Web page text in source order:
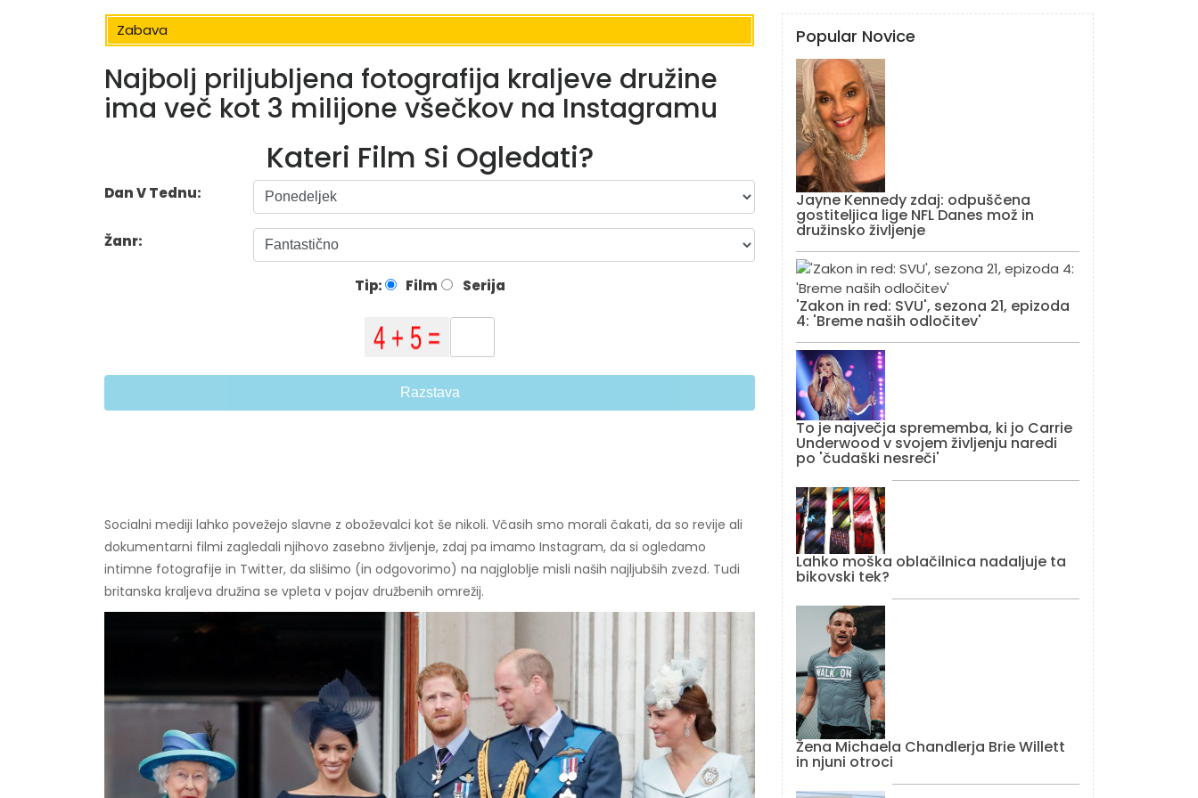
Zabava
Najbolj priljubljena fotografija kraljeve družine
ima več kot 3 milijone všečkov na Instagramu
Kateri Film Si Ogledati?
Dan V Tednu:
Žanr:
Tip: Film Serija
Razstava
Socialni mediji lahko povežejo slavne z oboževalci kot še nikoli. Včasih smo morali čakati, da so revije ali
dokumentarni filmi zagledali njihovo zasebno življenje, zdaj pa imamo Instagram, da si ogledamo
intimne fotografije in Twitter, da slišimo (in odgovorimo) na najgloblje misli naših najljubših zvezd. Tudi
britanska kraljeva družina se vpleta v pojav družbenih omrežij.
Popular Novice
Jayne Kennedy zdaj: odpuščena
gostiteljica lige NFL Danes mož in
družinsko življenje
'Zakon in red: SVU', sezona 21, epizoda
4: 'Breme naših odločitev'
To je največja sprememba, ki jo Carrie
Underwood v svojem življenju naredi
po 'čudaški nesreči'
Lahko moška oblačilnica nadaljuje ta
bikovski tek?
Žena Michaela Chandlerja Brie Willett
in njuni otroci